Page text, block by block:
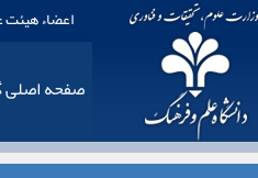
اعضاء
صفحه اصلی